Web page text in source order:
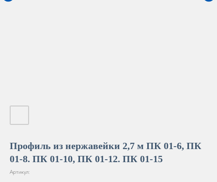
Профиль из нержавейки 2,7 м ПК 01-6, ПК
01-8. ПК 01-10, ПК 01-12. ПК 01-15
Артикул: